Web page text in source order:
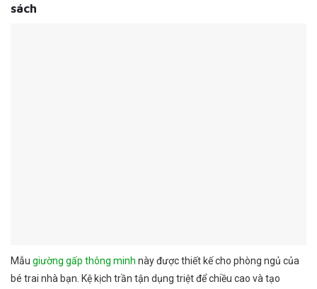
sách
Mẫu giường gấp thông minh này được thiết kế cho phòng ngủ của
bé trai nhà bạn. Kệ kịch trần tận dụng triệt để chiều cao và tạo